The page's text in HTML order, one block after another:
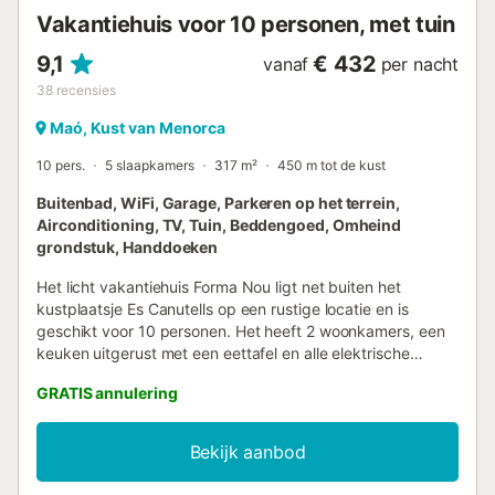
huis is, of door de straat te volgen en ongeveer 900 m...
Vakantiehuis voor 10 personen, met tuin
9,1
38 recensies
vanaf € 432 per nacht
Maó, Kust van Menorca
10 pers. 5 slaapkamers 317 m² 450 m tot de kust
Buitenbad, WiFi, Garage, Parkeren op het terrein,
Airconditioning, TV, Tuin, Beddengoed, Omheind
grondstuk, Handdoeken
Het licht vakantiehuis Forma Nou ligt net buiten het
kustplaatsje Es Canutells op een rustige locatie en is
geschikt voor 10 personen. Het heeft 2 woonkamers, een
keuken uitgerust met een eettafel en alle elektrische
en 5 badkamers op 2 verdiepingen. Tot de faciliteiten van
het ruime vakantiehuis behoren ook Wi-Fi, airconditioning,
een satelliettelevisie en een parkeerplaats. De woning
heeft een hydromassagebad en een whirlpool, maar deze
werken helaas niet. Het prachtige uitzicht op zee vanuit
GRATIS annulering
Bekijk aanbod